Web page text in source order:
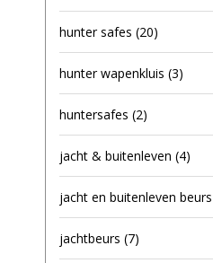
hunter safes (20)
hunter wapenkluis (3)
huntersafes (2)
jacht & buitenleven (4)
jacht en buitenleven beurs
jachtbeurs (7)